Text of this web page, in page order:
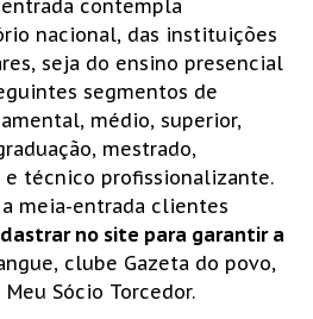
contempla
nacional, das instituições
seja do ensino presencial
segmentos de
médio, superior,
mestrado,
técnico profissionalizante.
meia-entrada clientes
no site para garantir a
clube Gazeta do povo,
Sócio Torcedor.